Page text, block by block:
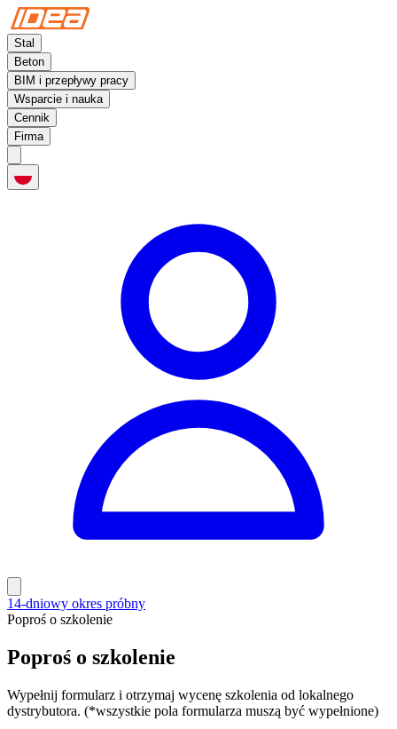
Stal
Beton
BIM i przepływy pracy
Wsparcie i nauka
Cennik
Firma
14-dniowy okres próbny
Poproś o szkolenie
Poproś o szkolenie
Wypełnij formularz i otrzymaj wycenę szkolenia od lokalnego
dystrybutora. (*wszystkie pola formularza muszą być wypełnione)